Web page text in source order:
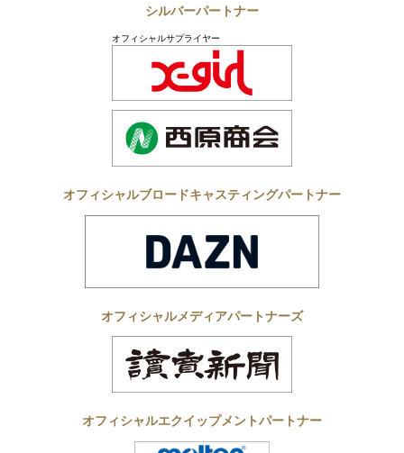
シルバーパートナー
オフィシャルサプライヤー
オフィシャルブロードキャスティングパートナー
オフィシャルメディアパートナーズ
オフィシャルエクイップメントパートナー